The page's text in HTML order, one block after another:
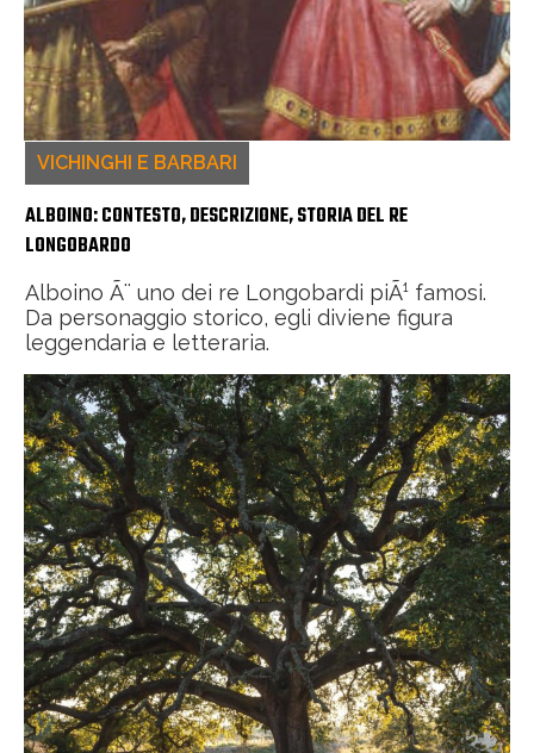
VICHINGHI E BARBARI
ALBOINO: CONTESTO, DESCRIZIONE, STORIA DEL RE
LONGOBARDO
Alboino Ã¨ uno dei re Longobardi piÃ¹ famosi.
Da personaggio storico, egli diviene figura
leggendaria e letteraria.